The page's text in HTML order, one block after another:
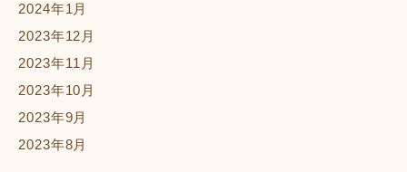
2024年1月
2023年12月
2023年11月
2023年10月
2023年9月
2023年8月